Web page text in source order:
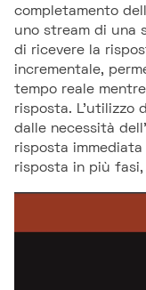
completamento
uno stream di una
di ricevere la
incrementale,
tempo reale
risposta. L'utilizzo
dalle necessità
risposta
risposta in più